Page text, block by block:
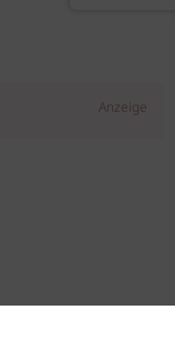
Anzeige